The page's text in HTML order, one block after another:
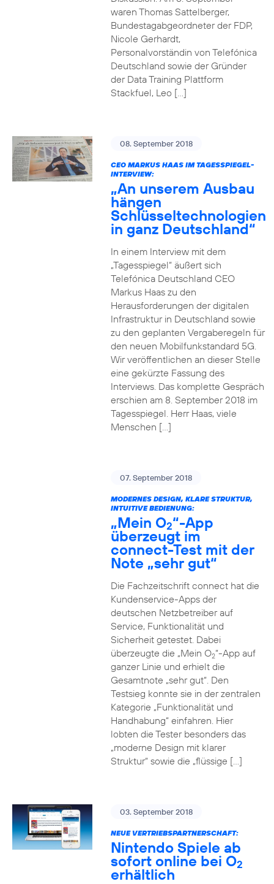
waren Thomas Sattelberger,
Bundestagabgeordneter der FDP,
Nicole Gerhardt,
Personalvorständin von Telefónica
Deutschland sowie der Gründer
der Data Training Plattform
Stackfuel, Leo […]
08. September 2018
CEO MARKUS HAAS IM TAGESSPIEGEL-
INTERVIEW:
„An unserem Ausbau
hängen
Schlüsseltechnologien
in ganz Deutschland“
In einem Interview mit dem
„Tagesspiegel“ äußert sich
Telefónica Deutschland CEO
Markus Haas zu den
Herausforderungen der digitalen
Infrastruktur in Deutschland sowie
zu den geplanten Vergaberegeln für
den neuen Mobilfunkstandard 5G.
Wir veröffentlichen an dieser Stelle
eine gekürzte Fassung des
Interviews. Das komplette Gespräch
erschien am 8. September 2018 im
Tagesspiegel. Herr Haas, viele
Menschen […]
07. September 2018
MODERNES DESIGN, KLARE STRUKTUR,
INTUITIVE BEDIENUNG:
„Mein O2“-App
überzeugt im
connect-Test mit der
Note „sehr gut“
Die Fachzeitschrift connect hat die
Kundenservice-Apps der
deutschen Netzbetreiber auf
Service, Funktionalität und
Sicherheit getestet. Dabei
überzeugte die „Mein O2“-App auf
ganzer Linie und erhielt die
Gesamtnote „sehr gut“. Den
Testsieg konnte sie in der zentralen
Kategorie „Funktionalität und
Handhabung“ einfahren. Hier
lobten die Tester besonders das
„moderne Design mit klarer
Struktur“ sowie die „flüssige […]
03. September 2018
NEUE VERTRIEBSPARTNERSCHAFT:
Nintendo Spiele ab
sofort online bei O2
erhältlich